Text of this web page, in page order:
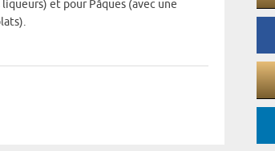
et pour Pâques (avec une